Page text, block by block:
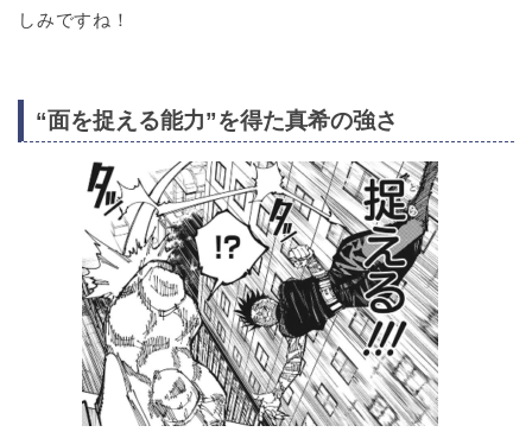
しみですね！
“面を捉える能力”を得た真希の強さ